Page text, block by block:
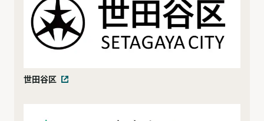
世田谷区